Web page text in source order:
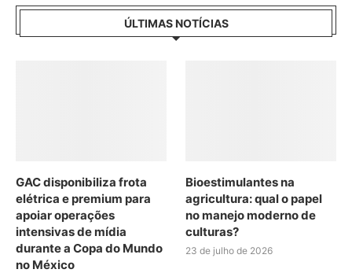
ÚLTIMAS NOTÍCIAS
GAC disponibiliza frota
elétrica e premium para
apoiar operações
intensivas de mídia
durante a Copa do Mundo
no México
Bioestimulantes na
agricultura: qual o papel
no manejo moderno de
culturas?
23 de julho de 2026